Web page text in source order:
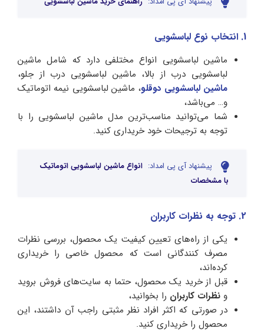
1. انتخاب نوع لباسشویی
ماشین لباسشویی انواع مختلفی دارد که شامل ماشین
لباسشویی درب از بالا، ماشین لباسشویی درب از جلو،
ماشین لباسشویی دوقلو، ماشین لباسشویی نیمه اتوماتیک
و… می‌باشد،
شما می‌توانید مناسب‌ترین مدل ماشین لباسشویی را با
توجه به ترجیحات خود خریداری کنید.
پیشنهاد آی پی امداد: انواع ماشین لباسشویی اتوماتیک
با مشخصات
2. توجه به نظرات کاربران
یکی از راه‌های تعیین کیفیت یک محصول، بررسی نظرات
مصرف کنندگانی است که محصول خاصی را خریداری
کرده‌اند،
قبل از خرید یک محصول، حتما به سایت‌های فروش بروید
و نظرات کاربران را بخوانید،
در صورتی که اکثر افراد نظر مثبتی راجب آن داشتند، این
محصول را خریداری کنید.